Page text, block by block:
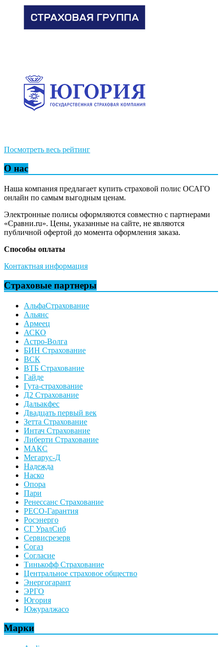
Посмотреть весь рейтинг
О нас
Наша компания предлагает купить страховой полис ОСАГО
онлайн по самым выгодным ценам.
Электронные полисы оформляются совместно с партнерами
«Сравни.ru». Цены, указанные на сайте, не являются
публичной офертой до момента оформления заказа.
Способы оплаты
Контактная информация
Страховые партнеры
АльфаСтрахование
Альянс
Армеец
АСКО
Астро-Волга
БИН Страхование
ВСК
ВТБ Страхование
Гайде
Гута-страхование
Д2 Страхование
Дальакфес
Двадцать первый век
Зетта Страхование
Интач Страхование
Либерти Страхование
МАКС
Мегарус-Д
Надежда
Наско
Опора
Пари
Ренессанс Страхование
РЕСО-Гарантия
Росэнерго
СГ УралСиб
Сервисрезерв
Согаз
Согласие
Тинькофф Страхование
Центральное страховое общество
Энергогарант
ЭРГО
Югория
Южуралжасо
Марки